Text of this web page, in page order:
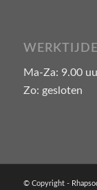
Ma-Za: 9.00
Zo: gesloten
© Copyright -